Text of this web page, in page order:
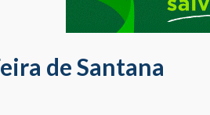
de Santana